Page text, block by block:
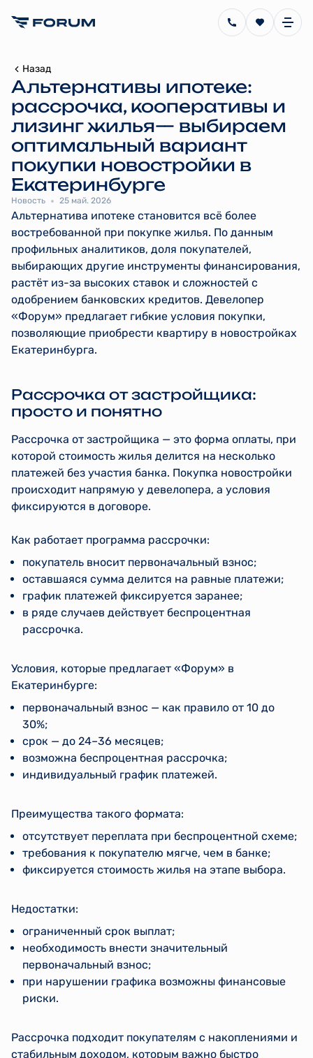
Назад
Альтернативы ипотеке:
рассрочка, кооперативы и
лизинг жилья— выбираем
оптимальный вариант
покупки новостройки в
Екатеринбурге
Новость 25 май. 2026
Альтернатива ипотеке становится всё более
востребованной при покупке жилья. По данным
профильных аналитиков, доля покупателей,
выбирающих другие инструменты финансирования,
растёт из-за высоких ставок и сложностей с
одобрением банковских кредитов. Девелопер
«Форум» предлагает гибкие условия покупки,
позволяющие приобрести квартиру в новостройках
Екатеринбурга.
Рассрочка от застройщика:
просто и понятно
Рассрочка от застройщика — это форма оплаты, при
которой стоимость жилья делится на несколько
платежей без участия банка. Покупка новостройки
происходит напрямую у девелопера, а условия
фиксируются в договоре.
Как работает программа рассрочки:
покупатель вносит первоначальный взнос;
оставшаяся сумма делится на равные платежи;
график платежей фиксируется заранее;
в ряде случаев действует беспроцентная
рассрочка.
Условия, которые предлагает «Форум» в
Екатеринбурге:
первоначальный взнос — как правило от 10 до
30%;
срок — до 24–36 месяцев;
возможна беспроцентная рассрочка;
индивидуальный график платежей.
Преимущества такого формата:
отсутствует переплата при беспроцентной схеме;
требования к покупателю мягче, чем в банке;
фиксируется стоимость жилья на этапе выбора.
Недостатки:
ограниченный срок выплат;
необходимость внести значительный
первоначальный взнос;
при нарушении графика возможны финансовые
риски.
Рассрочка подходит покупателям с накоплениями и
стабильным доходом, которым важно быстро